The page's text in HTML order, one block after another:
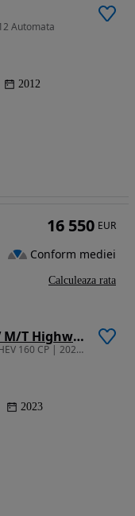
Automata
2012
Hyundai i30 1.5 160CP MHEV 48V M/T Highway
1482 cm3 • 160 CP • Hyundai i30 1.5 T-GDi MHEV 160 CP | 2023 | 35.000 km | Prim proprietar
2023
16 550 EUR
Conform mediei
Calculeaza rata